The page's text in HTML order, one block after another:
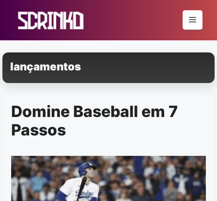
conteúdo
Menu
lançamentos
Domine Baseball em 7
Passos